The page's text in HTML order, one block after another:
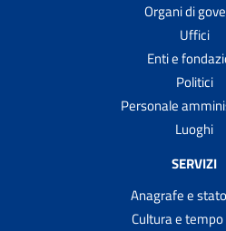
Organi di
Uffici
Enti e
Politici
Personale
Luoghi
SERVIZI
Anagrafe e
Cultura e